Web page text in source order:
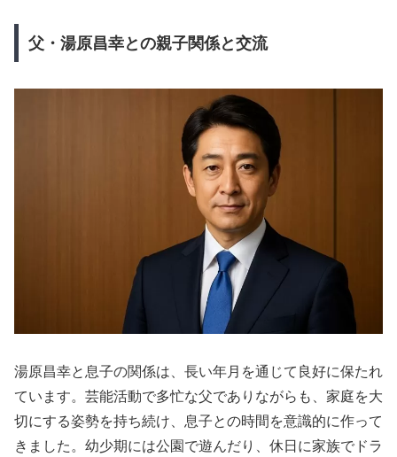
父・湯原昌幸との親子関係と交流
湯原昌幸と息子の関係は、長い年月を通じて良好に保たれ
ています。芸能活動で多忙な父でありながらも、家庭を大
切にする姿勢を持ち続け、息子との時間を意識的に作って
きました。幼少期には公園で遊んだり、休日に家族でドラ